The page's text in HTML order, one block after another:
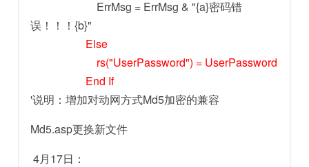
ErrMsg = ErrMsg & "{a}密码错
误！！！{b}"
Else
rs("UserPassword") = UserPassword
End If
'说明：增加对动网方式Md5加密的兼容
Md5.asp更换新文件
4月17日：